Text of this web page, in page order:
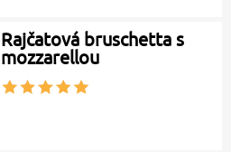
Rajčatová bruschetta s
mozzarellou